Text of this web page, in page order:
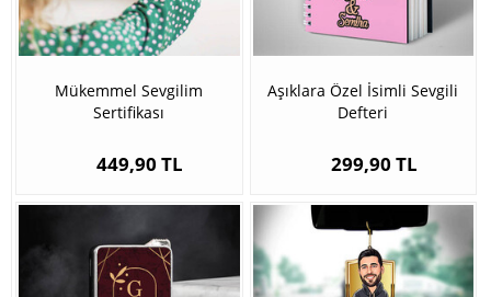
Mükemmel Sevgilim
Sertifikası
449,90 TL
Aşıklara Özel İsimli Sevgili
Defteri
299,90 TL